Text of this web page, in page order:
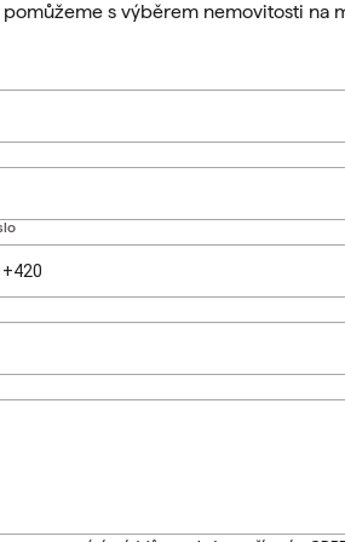
pomůžeme s výběrem nemovitosti na